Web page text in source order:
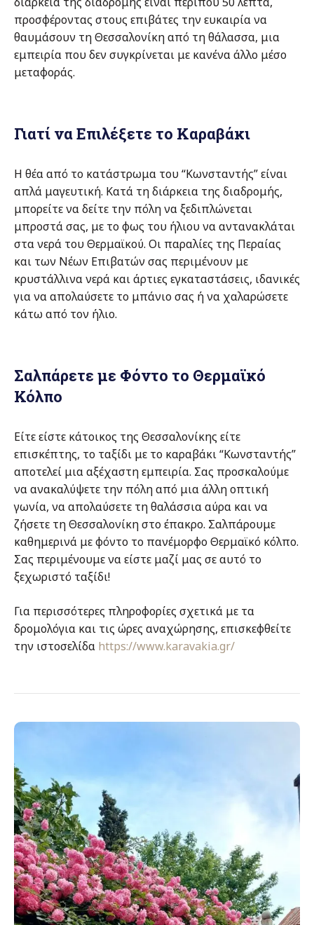
προσφέροντας στους επιβάτες την ευκαιρία να
θαυμάσουν τη Θεσσαλονίκη από τη θάλασσα, μια
εμπειρία που δεν συγκρίνεται με κανένα άλλο μέσο
μεταφοράς.
Γιατί να Επιλέξετε το Καραβάκι
Η θέα από το κατάστρωμα του “Κωνσταντής” είναι
απλά μαγευτική. Κατά τη διάρκεια της διαδρομής,
μπορείτε να δείτε την πόλη να ξεδιπλώνεται
μπροστά σας, με το φως του ήλιου να αντανακλάται
στα νερά του Θερμαϊκού. Οι παραλίες της Περαίας
και των Νέων Επιβατών σας περιμένουν με
κρυστάλλινα νερά και άρτιες εγκαταστάσεις, ιδανικές
για να απολαύσετε το μπάνιο σας ή να χαλαρώσετε
κάτω από τον ήλιο.
Σαλπάρετε με Φόντο το Θερμαϊκό
Κόλπο
Είτε είστε κάτοικος της Θεσσαλονίκης είτε
επισκέπτης, το ταξίδι με το καραβάκι “Κωνσταντής”
αποτελεί μια αξέχαστη εμπειρία. Σας προσκαλούμε
να ανακαλύψετε την πόλη από μια άλλη οπτική
γωνία, να απολαύσετε τη θαλάσσια αύρα και να
ζήσετε τη Θεσσαλονίκη στο έπακρο. Σαλπάρουμε
καθημερινά με φόντο το πανέμορφο Θερμαϊκό κόλπο.
Σας περιμένουμε να είστε μαζί μας σε αυτό το
ξεχωριστό ταξίδι!
Για περισσότερες πληροφορίες σχετικά με τα
δρομολόγια και τις ώρες αναχώρησης, επισκεφθείτε
την ιστοσελίδα https://www.karavakia.gr/